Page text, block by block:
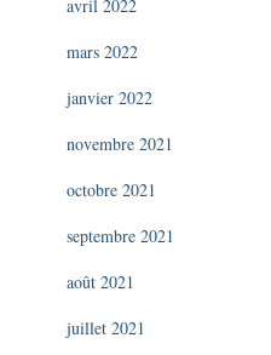
avril 2022
mars 2022
janvier 2022
novembre 2021
octobre 2021
septembre 2021
août 2021
juillet 2021